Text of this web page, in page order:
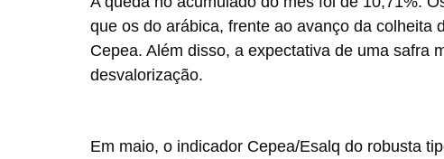
que os do arábica, frente ao avanço da colheita
Cepea. Além disso, a expectativa de uma safra
desvalorização.
Em maio, o indicador Cepea/Esalq do robusta